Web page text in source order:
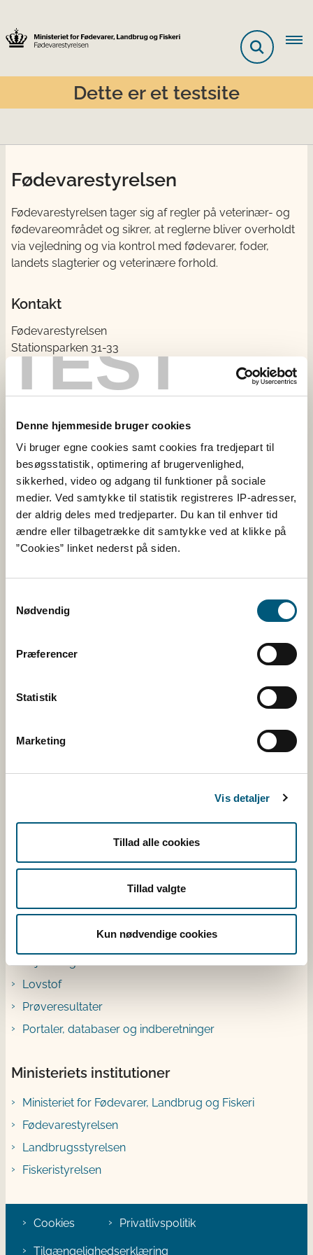
TEST
Denne hjemmeside bruger cookies
Vi bruger egne cookies samt cookies fra tredjepart til
besøgsstatistik, optimering af brugervenlighed,
sikkerhed, video og adgang til funktioner på sociale
medier. Ved samtykke til statistik registreres IP-adresser,
der aldrig deles med tredjeparter. Du kan til enhver tid
ændre eller tilbagetrække dit samtykke ved at klikke på
”Cookies” linket nederst på siden.
Nødvendig
Præferencer
Statistik
Marketing
Vis detaljer
Tillad alle cookies
Tillad valgte
Kun nødvendige cookies
Dette er et testsite
Fødevarestyrelsen
Fødevarestyrelsen tager sig af regler på veterinær- og
fødevareområdet og sikrer, at reglerne bliver overholdt
via vejledning og via kontrol med fødevarer, foder,
landets slagterier og veterinære forhold.
Kontakt
Fødevarestyrelsen
Stationsparken 31-33
2600 Glostrup
CVR: 62534516
EAN
Åben:
Mandag - torsdag: 9 - 16
Fredag: 9 - 15
Kontakt
Twitter
Tilmeld nyhedsbreve
Genveje
Vejledninger
Lovstof
Prøveresultater
Portaler, databaser og indberetninger
Ministeriets institutioner
Ministeriet for Fødevarer, Landbrug og Fiskeri
Fødevarestyrelsen
Landbrugsstyrelsen
Fiskeristyrelsen
Cookies Privatlivspolitik
Tilgængelighedserklæring